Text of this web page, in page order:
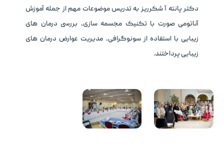
دکتر پانته آ شکرریز به تدریس موضوعات مهم از جمله آموزش
آناتومی صورت با تکنیک مجسمه سازی، بررسی درمان های
زیبایی با استفاده از سونوگرافی، مدیریت عوارض درمان های
زیبایی پرداختند.